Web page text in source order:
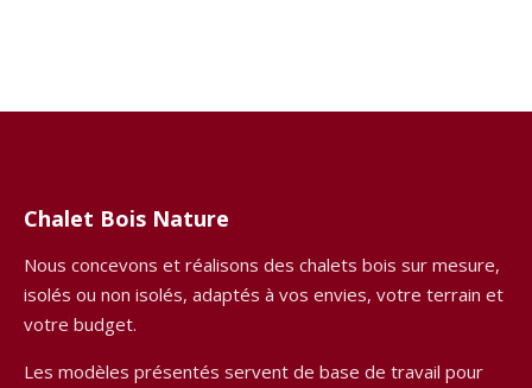
Chalet Bois Nature
Nous concevons et réalisons des chalets bois sur mesure,
isolés ou non isolés, adaptés à vos envies, votre terrain et
votre budget.
Les modèles présentés servent de base de travail pour